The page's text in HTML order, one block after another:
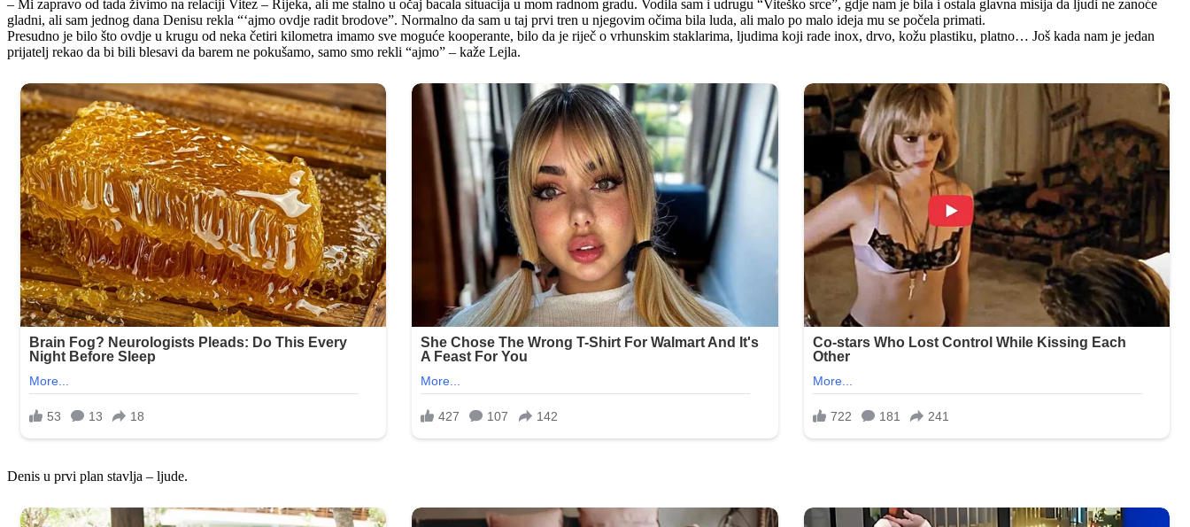
– Mi zapravo od tada živimo na relaciji Vitez – Rijeka, ali me stalno u očaj bacala situacija u mom radnom gradu. Vodila sam i udrugu “Viteško srce”, gdje nam je bila i ostala glavna misija da ljudi ne zanoće
gladni, ali sam jednog dana Denisu rekla “‘ajmo ovdje radit brodove”. Normalno da sam u taj prvi tren u njegovim očima bila luda, ali malo po malo ideja mu se počela primati.
Presudno je bilo što ovdje u krugu od neka četiri kilometra imamo sve moguće kooperante, bilo da je riječ o vrhunskim staklarima, ljudima koji rade inox, drvo, kožu plastiku, platno… Još kada nam je jedan
prijatelj rekao da bi bili blesavi da barem ne pokušamo, samo smo rekli “ajmo” – kaže Lejla.
Denis u prvi plan stavlja – ljude.